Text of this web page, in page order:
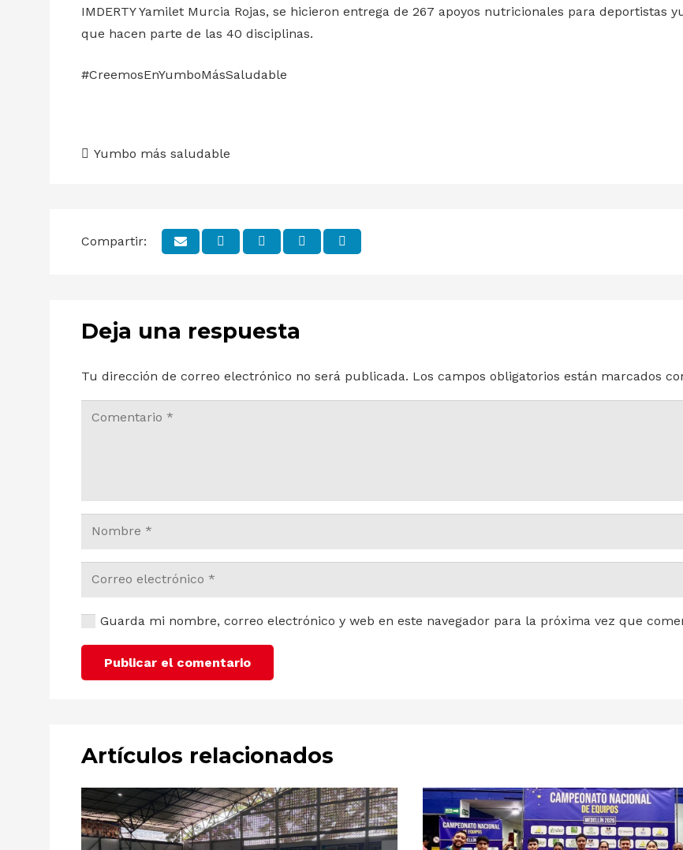
IMDERTY Yamilet Murcia Rojas, se hicieron entrega de 267 apoyos nutricionales para deportistas
que hacen parte de las 40 disciplinas.
#CreemosEnYumboMásSaludable
Yumbo más saludable
Compartir:
Deja una respuesta
Tu dirección de correo electrónico no será publicada. Los campos obligatorios están marcados
Guarda mi nombre, correo electrónico y web en este navegador para la próxima vez que
Publicar el comentario
Artículos relacionados